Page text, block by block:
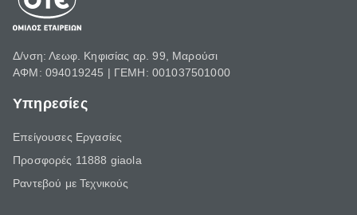
Δ/νση: Λεωφ. Κηφισίας αρ. 99, Μαρούσι
ΑΦΜ: 094019245 | ΓΕΜΗ: 001037501000
Υπηρεσίες
Επείγουσες Εργασίες
Προσφορές 11888 giaola
Ραντεβού με Τεχνικούς